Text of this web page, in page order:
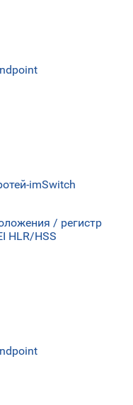
imSwitch
/ регистр
HLR/HSS